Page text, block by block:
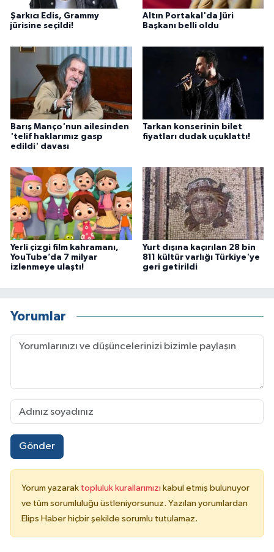
Şarkıcı Edis, Grammy
jürisine seçildi!
Altın Portakal'da Jüri
Başkanı belli oldu
Barış Manço'nun ailesinden
'telif haklarımız gasp
edildi' davası
Tarkan konserinin bilet
fiyatları dudak uçuklattı!
Yerli çizgi film kahramanı,
YouTube’da 7 milyar
izlenmeye ulaştı!
Yurt dışına kaçırılan 28 bin
811 kültür varlığı Türkiye'ye
geri getirildi
Yorumlar
Gönder
Yorum yazarak topluluk kurallarımızı kabul etmiş bulunuyor
ve tüm sorumluluğu üstleniyorsunuz. Yazılan yorumlardan
Elips Haber hiçbir şekilde sorumlu tutulamaz.